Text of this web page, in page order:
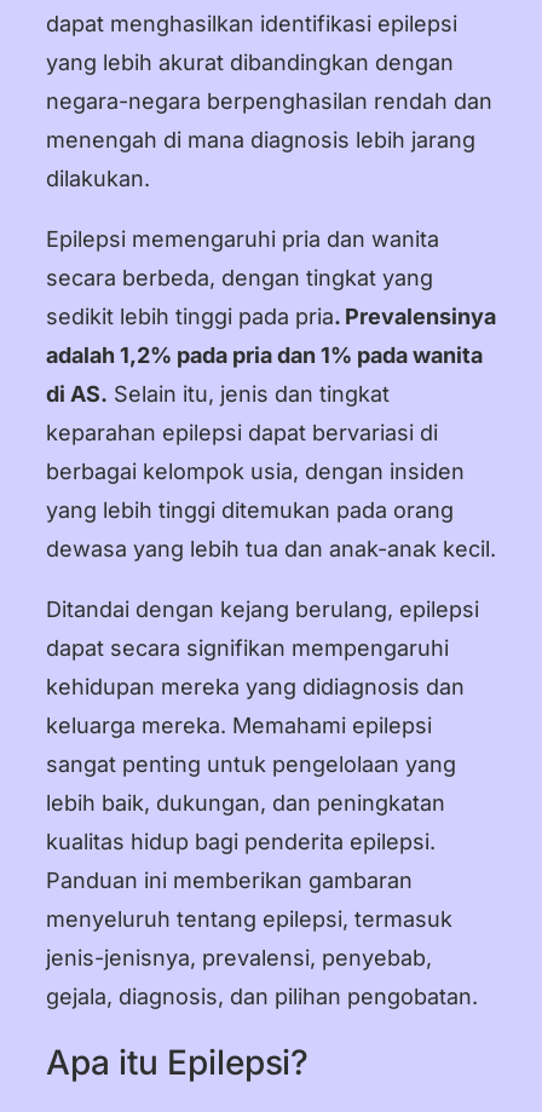
中文 (台灣)
Русский
dapat menghasilkan identifikasi epilepsi
yang lebih akurat dibandingkan dengan
negara-negara berpenghasilan rendah dan
menengah di mana diagnosis lebih jarang
dilakukan.
Epilepsi memengaruhi pria dan wanita
secara berbeda, dengan tingkat yang
sedikit lebih tinggi pada pria. Prevalensinya
adalah 1,2% pada pria dan 1% pada wanita
di AS. Selain itu, jenis dan tingkat
keparahan epilepsi dapat bervariasi di
berbagai kelompok usia, dengan insiden
yang lebih tinggi ditemukan pada orang
dewasa yang lebih tua dan anak-anak kecil.
Ditandai dengan kejang berulang, epilepsi
dapat secara signifikan mempengaruhi
kehidupan mereka yang didiagnosis dan
keluarga mereka. Memahami epilepsi
sangat penting untuk pengelolaan yang
lebih baik, dukungan, dan peningkatan
kualitas hidup bagi penderita epilepsi.
Panduan ini memberikan gambaran
menyeluruh tentang epilepsi, termasuk
jenis-jenisnya, prevalensi, penyebab,
gejala, diagnosis, dan pilihan pengobatan.
Apa itu Epilepsi?